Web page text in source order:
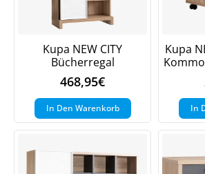
Kupa NEW CITY
Bücherregal
468,95€
In Den Warenkorb
Kupa
In